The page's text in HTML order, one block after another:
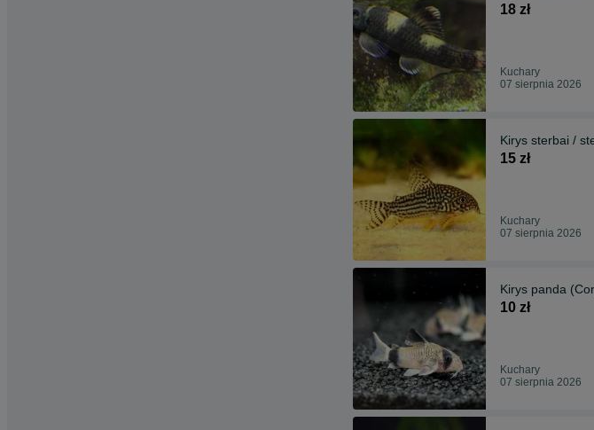
18 zł
Kuchary
07 sierpnia 2026
15 zł
Kuchary
07 sierpnia 2026
10 zł
Kuchary
07 sierpnia 2026